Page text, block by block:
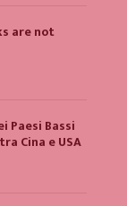
are not
Paesi Bassi
Cina e USA